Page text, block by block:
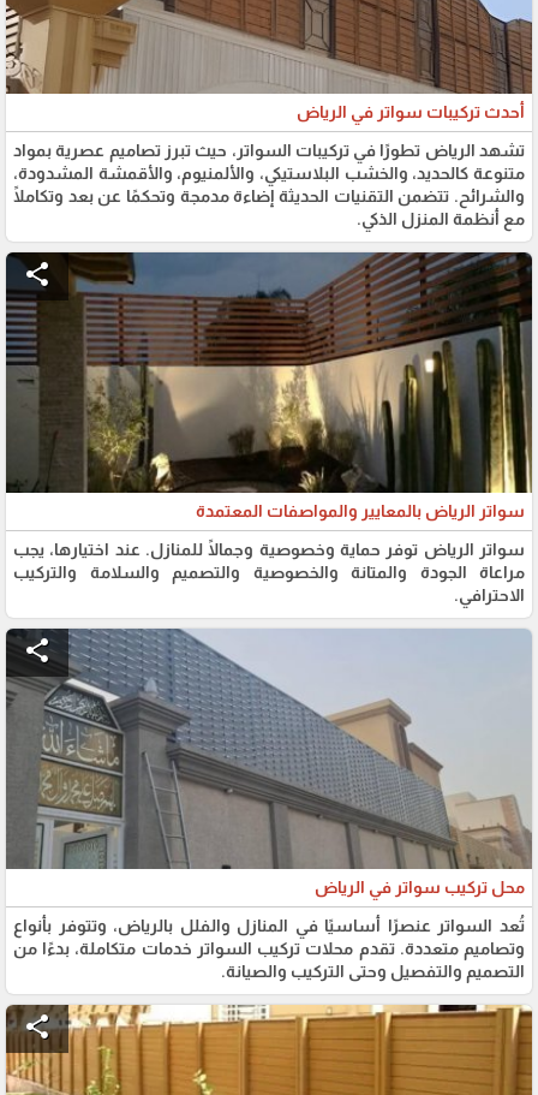
أحدث تركيبات سواتر في الرياض
تشهد الرياض تطورًا في تركيبات السواتر، حيث تبرز تصاميم عصرية بمواد
متنوعة كالحديد، والخشب البلاستيكي، والألمنيوم، والأقمشة المشدودة،
والشرائح. تتضمن التقنيات الحديثة إضاءة مدمجة وتحكمًا عن بعد وتكاملًا
مع أنظمة المنزل الذكي.
share
سواتر الرياض بالمعايير والمواصفات المعتمدة
سواتر الرياض توفر حماية وخصوصية وجمالًا للمنازل. عند اختيارها، يجب
مراعاة الجودة والمتانة والخصوصية والتصميم والسلامة والتركيب
الاحترافي.
share
محل تركيب سواتر في الرياض
تُعد السواتر عنصرًا أساسيًا في المنازل والفلل بالرياض، وتتوفر بأنواع
وتصاميم متعددة. تقدم محلات تركيب السواتر خدمات متكاملة، بدءًا من
التصميم والتفصيل وحتى التركيب والصيانة.
share